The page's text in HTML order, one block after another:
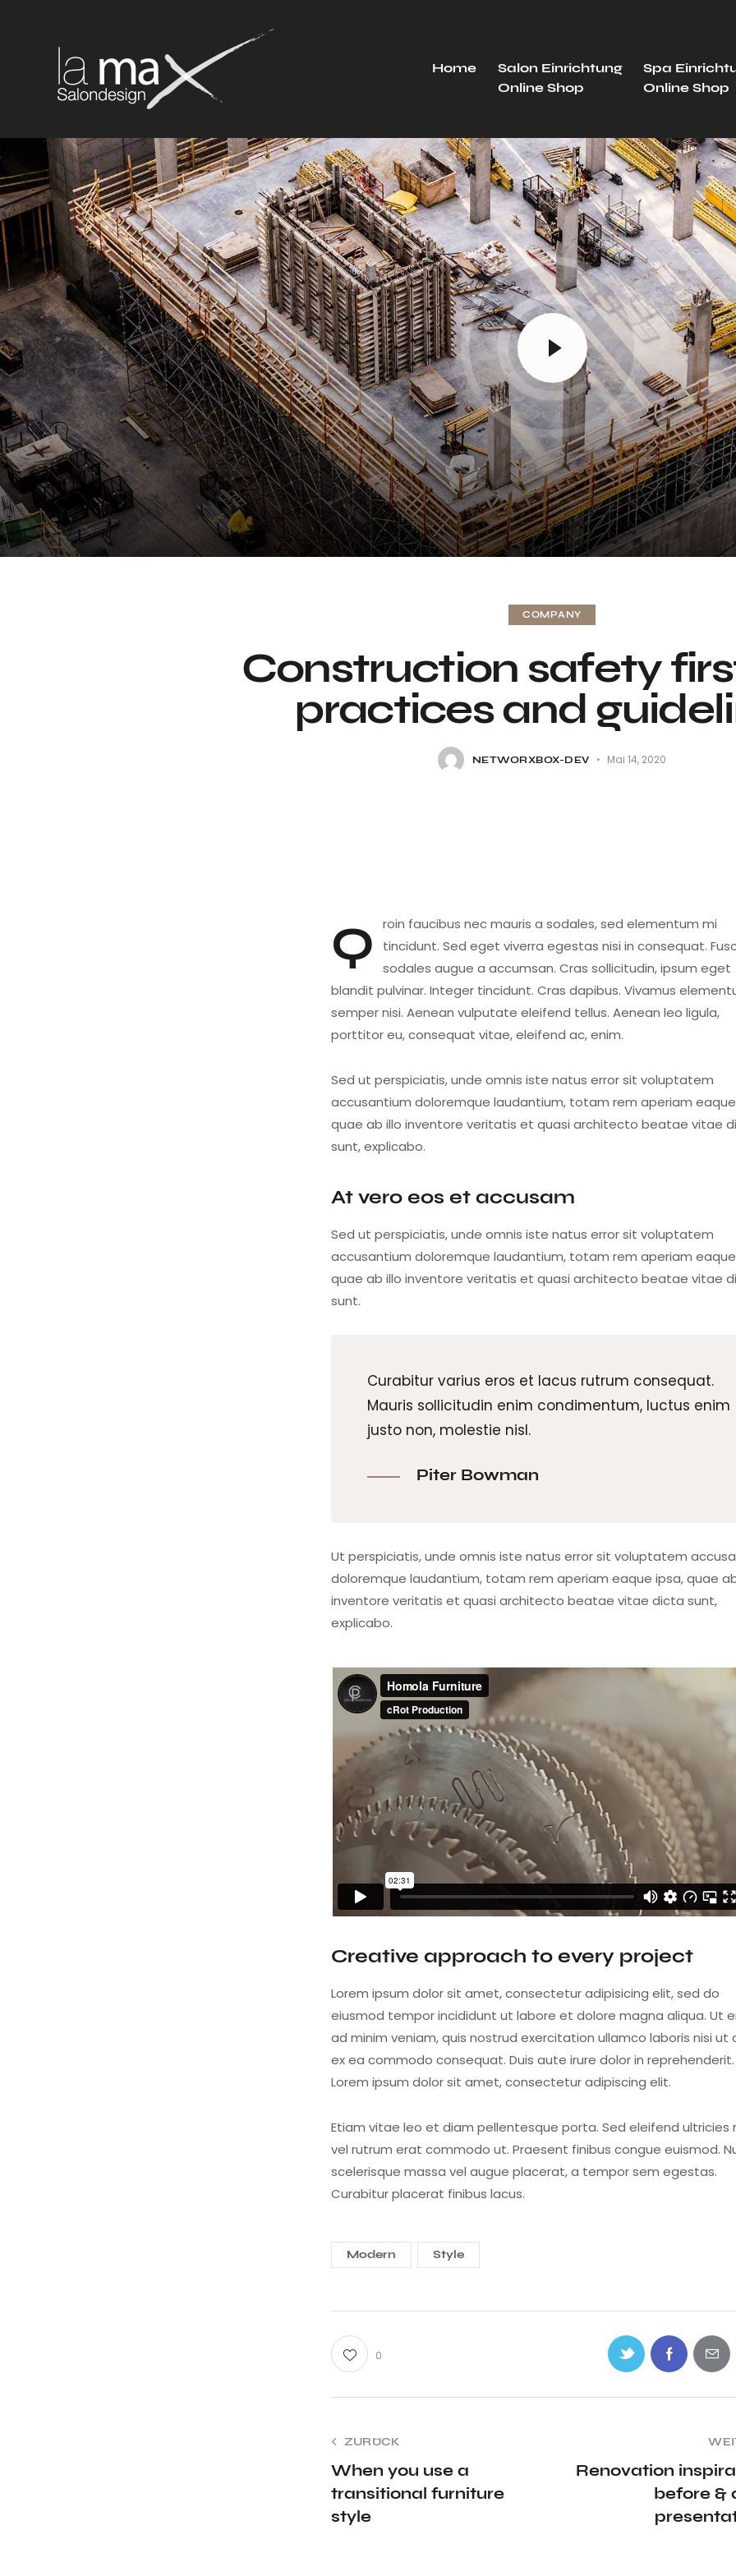
Home
Salon Einrichtung
Online Shop
Spa
Online Shop
COMPANY
Construction safety
practices and
NETWORXBOX-DEV Mai 14, 2020
Qroin faucibus nec mauris a sodales, sed elementum mi
tincidunt. Sed eget viverra egestas nisi in consequat.
sodales augue a accumsan. Cras sollicitudin, ipsum eget
blandit pulvinar. Integer tincidunt. Cras dapibus. Vivamus
semper nisi. Aenean vulputate eleifend tellus. Aenean leo ligula,
porttitor eu, consequat vitae, eleifend ac, enim.
Sed ut perspiciatis, unde omnis iste natus error sit voluptatem
accusantium doloremque laudantium, totam rem aperiam
quae ab illo inventore veritatis et quasi architecto beatae vitae
sunt, explicabo.
At vero eos et accusam
Sed ut perspiciatis, unde omnis iste natus error sit voluptatem
accusantium doloremque laudantium, totam rem aperiam
quae ab illo inventore veritatis et quasi architecto beatae vitae
sunt.
Curabitur varius eros et lacus rutrum consequat.
Mauris sollicitudin enim condimentum, luctus enim
justo non, molestie nisl.
Piter Bowman
Ut perspiciatis, unde omnis iste natus error sit voluptatem
doloremque laudantium, totam rem aperiam eaque ipsa, quae
inventore veritatis et quasi architecto beatae vitae dicta sunt,
explicabo.
Creative approach to every project
Lorem ipsum dolor sit amet, consectetur adipisicing elit, sed do
eiusmod tempor incididunt ut labore et dolore magna aliqua. Ut
ad minim veniam, quis nostrud exercitation ullamco laboris nisi ut
ex ea commodo consequat. Duis aute irure dolor in reprehenderit.
Lorem ipsum dolor sit amet, consectetur adipiscing elit.
Etiam vitae leo et diam pellentesque porta. Sed eleifend ultricies
vel rutrum erat commodo ut. Praesent finibus congue euismod.
scelerisque massa vel augue placerat, a tempor sem egestas.
Curabitur placerat finibus lacus.
Modern Style
0
ZURÜCK
When you use a
transitional furniture
style
Renovation
before &